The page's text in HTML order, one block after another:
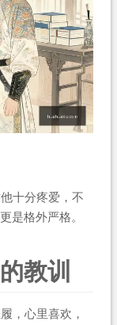
十分疼爱，不
是格外严格。
教训
，心里喜欢，